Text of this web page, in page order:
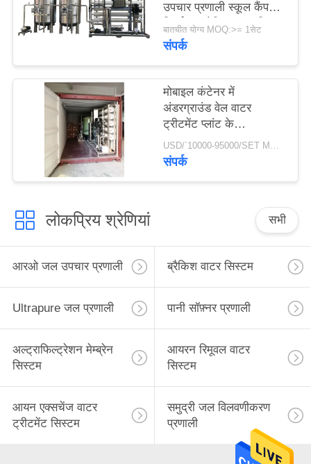
उपचार प्रणाली स्कूल कैंपस
रिवर्स ऑस्मोसिस वॉटर फ़िल्टर
बातचीत योग्य MOQ:>= 1सेट
संपर्क
मोबाइल कंटेनर में
अंडरग्राउंड वेल वाटर
ट्रीटमेंट प्लांट के
50000जीपीडी औद्योगिक
कृषि रिवर्स ऑस्मोसिस आरओ
USD/`10000-95000/SET MOQ:1 सेट
संपर्क
लोकप्रिय श्रेणियां सभी
आरओ जल उपचार प्रणाली ब्रैकिश वाटर सिस्टम
Ultrapure जल प्रणाली पानी सॉफ़्नर प्रणाली
अल्ट्राफिल्ट्रेशन मेम्ब्रेन
सिस्टम
आयरन रिमूवल वाटर
सिस्टम
आयन एक्सचेंज वाटर
ट्रीटमेंट सिस्टम
समुद्री जल विलवणीकरण
प्रणाली